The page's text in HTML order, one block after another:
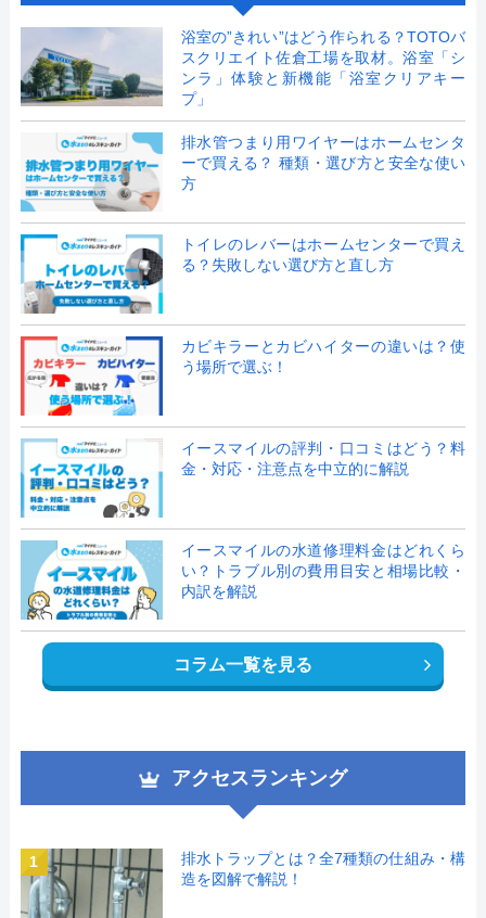
浴室の”きれい”はどう作られる？TOTOバ
スクリエイト佐倉工場を取材。浴室「シ
ンラ」体験と新機能「浴室クリアキー
プ」
排水管つまり用ワイヤーはホームセンタ
ーで買える？ 種類・選び方と安全な使い
方
トイレのレバーはホームセンターで買え
る？失敗しない選び方と直し方
カビキラーとカビハイターの違いは？使
う場所で選ぶ！
イースマイルの評判・口コミはどう？料
金・対応・注意点を中立的に解説
イースマイルの水道修理料金はどれくら
い？トラブル別の費用目安と相場比較・
内訳を解説
コラム一覧を見る
アクセスランキング
1
排水トラップとは？全7種類の仕組み・構
造を図解で解説！